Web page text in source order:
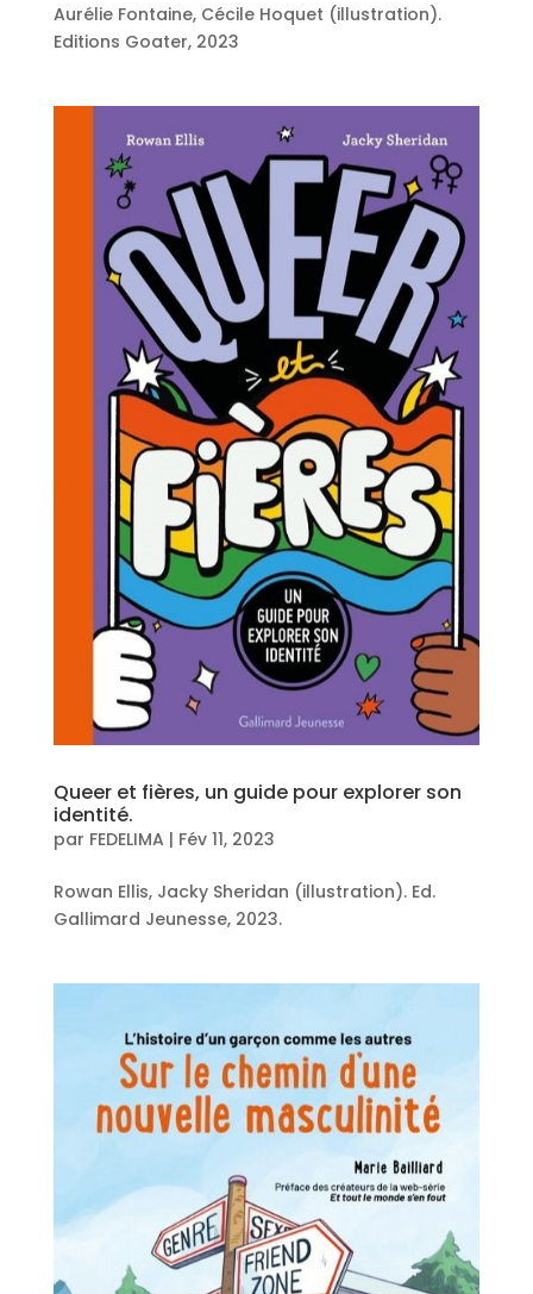
Aurélie Fontaine, Cécile Hoquet (illustration).
Editions Goater, 2023
Queer et fières, un guide pour explorer son
identité.
par FEDELIMA | Fév 11, 2023
Rowan Ellis, Jacky Sheridan (illustration). Ed.
Gallimard Jeunesse, 2023.